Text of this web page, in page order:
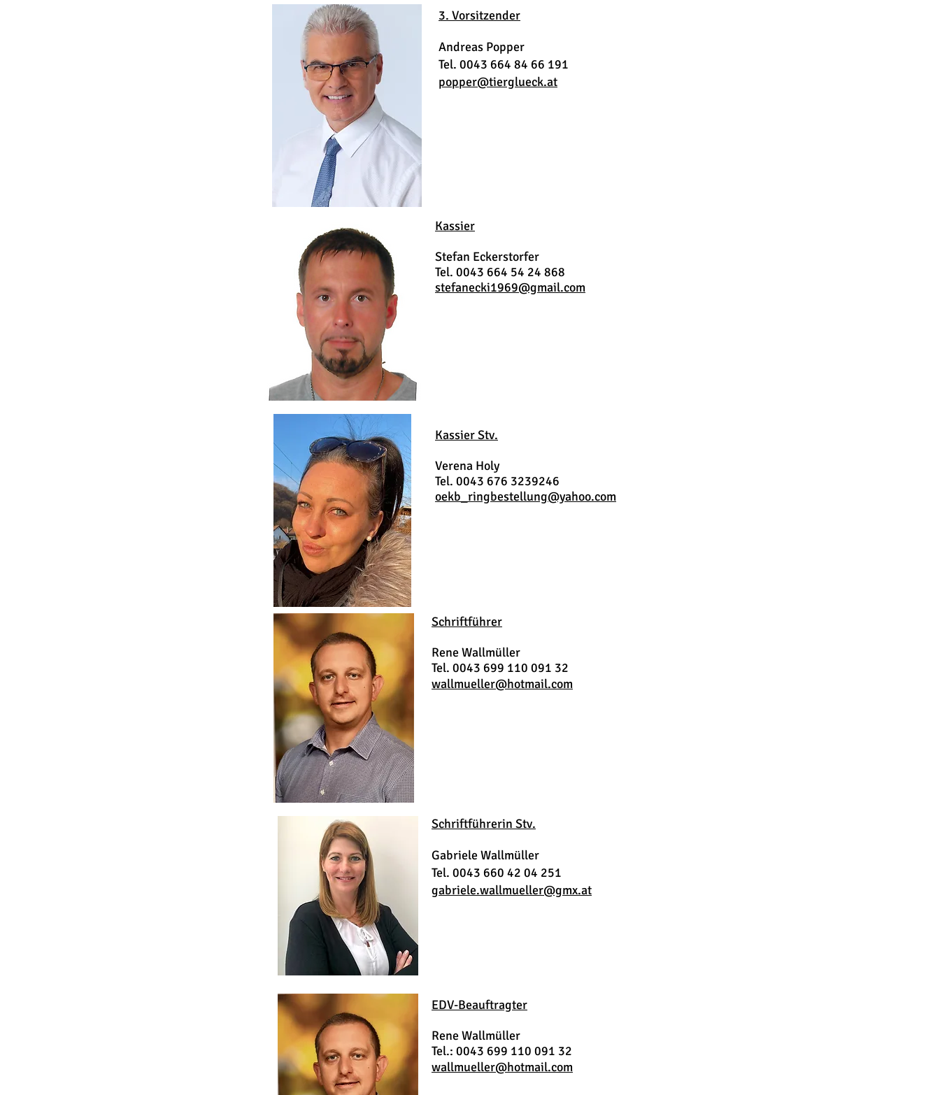
3. Vorsitzender
Andreas Popper
Tel. 0043 664 84 66 191
popper@tierglueck.at
Kassier
Stefan Eckerstorfer
Tel. 0043 664 54 24 868
stefanecki1969@gmail.com
Kassier Stv.
Verena Holy
Tel. 0043 676 3239246
oekb_ringbestellung@yahoo.com
Schriftführer
Rene Wallmüller
Tel. 0043 699 110 091 32
wallmueller@hotmail.com
Schriftführerin Stv.
Gabriele Wallmüller
Tel. 0043 660 42 04 251
gabriele.wallmueller@gmx.at
EDV-Beauftragter
Rene Wallmüller
Tel.: 0043 699 110 091 32
wallmueller@hotmail.com